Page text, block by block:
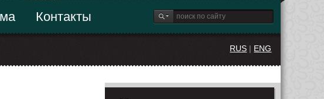
Контакты
RUS | ENG